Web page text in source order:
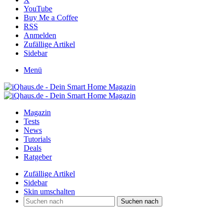
YouTube
Buy Me a Coffee
RSS
Anmelden
Zufällige Artikel
Sidebar
Menü
Magazin
Tests
News
Tutorials
Deals
Ratgeber
Zufällige Artikel
Sidebar
Skin umschalten
Suchen nach